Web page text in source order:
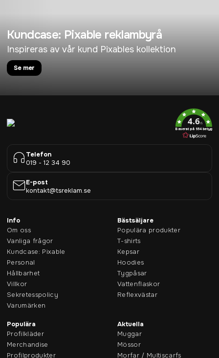
Kundcase: Pixable reklambyrå
Inspireras av vår kund Pixables kollektion
Se mer
4.6/5
Baserat på 954 betyg
Telefon
019 - 12 34 90
E-post
kontakt@tsreklam.se
Info
Om oss
Vanliga frågor
Kundcase: Pixable
Personal
Hållbarhet
Villkor
Sekretesspolicy
Varumärken
Bästsäljare
Populära produkter
T-shirts
Kepsar
Hoodies
Tygpåsar
Vattenflaskor
Reflexvästar
Populära
Profilkläder
Merchandise
Profilprodukter
Aktuella
Muggar
Mössor
Morfar / Multiscarfs